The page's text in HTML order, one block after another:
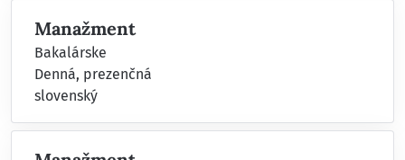
Manažment
Bakalárske
Denná, prezenčná
slovenský